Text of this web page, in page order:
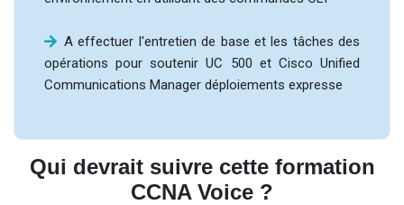
A effectuer l'entretien de base et les tâches des
opérations pour soutenir UC 500 et Cisco Unified
Communications Manager déploiements expresse
Qui devrait suivre cette formation
CCNA Voice ?